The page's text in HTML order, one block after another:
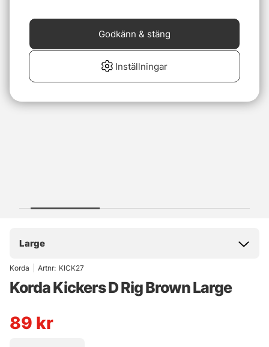
Large
Korda Artnr: KICK27
Korda Kickers D Rig Brown Large
89 kr
Inställningar
Godkänn & stäng